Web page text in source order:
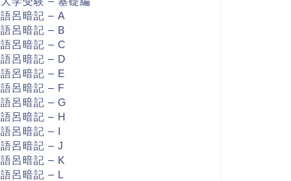
語呂暗記 – A
語呂暗記 – B
語呂暗記 – C
語呂暗記 – D
語呂暗記 – E
語呂暗記 – F
語呂暗記 – G
語呂暗記 – H
語呂暗記 – I
語呂暗記 – J
語呂暗記 – K
語呂暗記 – L